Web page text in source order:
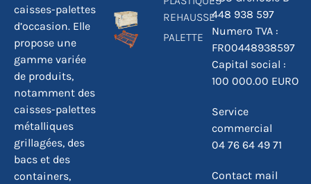
caisses-palettes
d’occasion. Elle
propose une
gamme variée
de produits,
notamment des
caisses-palettes
métalliques
grillagées, des
bacs et des
containers,
REHAUSSE
PALETTE
448 938 597
Numero TVA :
FR00448938597
Capital social :
100 000.00 EURO
Service
commercial
04 76 64 49 71
Contact mail